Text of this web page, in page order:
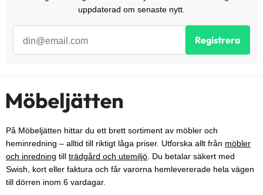
uppdaterad om senaste nytt.
Registrera
På Möbeljätten hittar du ett brett sortiment av möbler och
heminredning – alltid till riktigt låga priser. Utforska allt från möbler
och inredning till trädgård och utemiljö. Du betalar säkert med
Swish, kort eller faktura och får varorna hemlevererade hela vägen
till dörren inom 6 vardagar.